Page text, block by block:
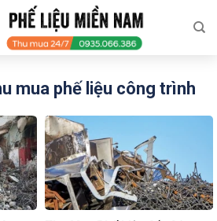
mua phế liệu công trình